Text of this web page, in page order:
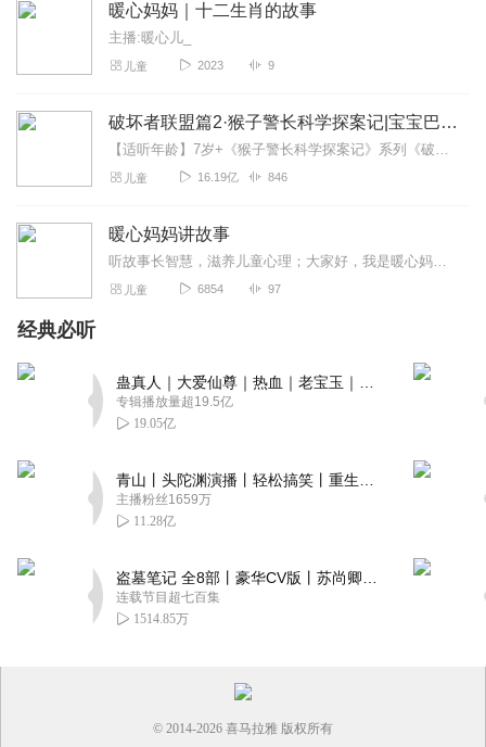
暖心妈妈｜十二生肖的故事
主播:暖心儿_
儿童 2023 9
破坏者联盟篇2·猴子警长科学探案记|宝宝巴士故事
【适听年龄】7岁+《猴子警长科学探案记》系列《破坏者联盟篇1·猴子警长科学探案记》>>>《破坏者联盟篇2·猴子警长科学探案记》>>>《破坏者联盟篇3·猴子警长科...
儿童 16.19亿 846
暖心妈妈讲故事
听故事长智慧，滋养儿童心理；大家好，我是暖心妈妈，每晚与你相约好听的故事
儿童 6854 97
经典必听
专辑播放量超19.5亿
19.05亿
主播粉丝1659万
11.28亿
连载节目超七百集
1514.85万
© 2014-2026 喜马拉雅 版权所有